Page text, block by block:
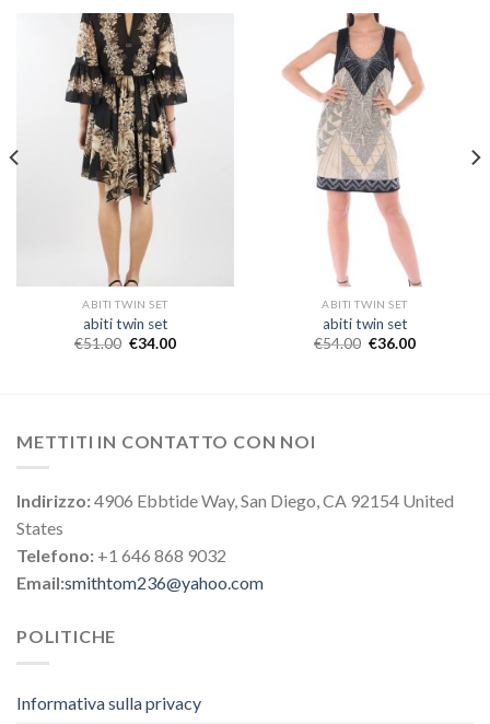
ABITI TWIN SET
abiti twin set
€51.00 €34.00
ABITI TWIN SET
abiti twin set
€54.00 €36.00
METTITI IN CONTATTO CON NOI
Indirizzo:4906 Ebbtide Way, San Diego, CA 92154 United
States
Telefono: +1 646 868 9032
Email:smithtom236@yahoo.com
POLITICHE
Informativa sulla privacy